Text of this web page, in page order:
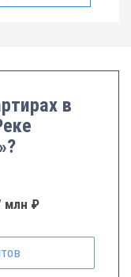
в
млн ₽